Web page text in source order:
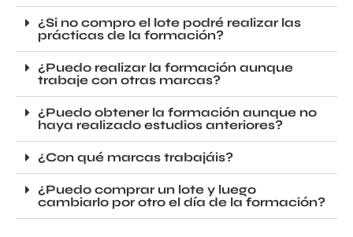
¿Si no compro el lote podré realizar las
prácticas de la formación?
¿Puedo realizar la formación aunque
trabaje con otras marcas?
¿Puedo obtener la formación aunque no
haya realizado estudios anteriores?
¿Con qué marcas trabajáis?
¿Puedo comprar un lote y luego
cambiarlo por otro el día de la formación?